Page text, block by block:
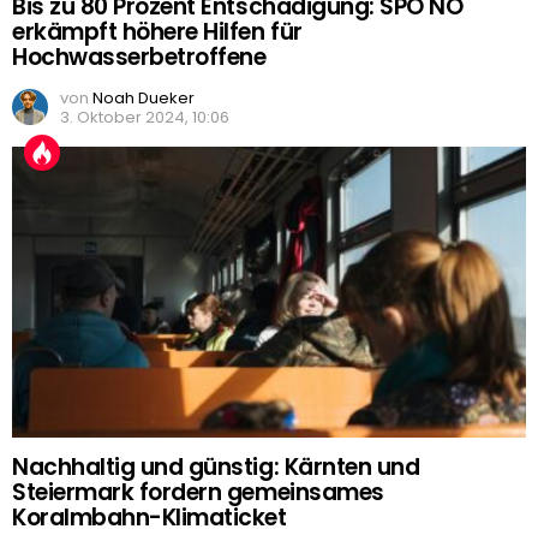
Bis zu 80 Prozent Entschädigung: SPÖ NÖ
erkämpft höhere Hilfen für
Hochwasserbetroffene
von Noah Dueker
3. Oktober 2024, 10:06
Nachhaltig und günstig: Kärnten und
Steiermark fordern gemeinsames
Koralmbahn-Klimaticket